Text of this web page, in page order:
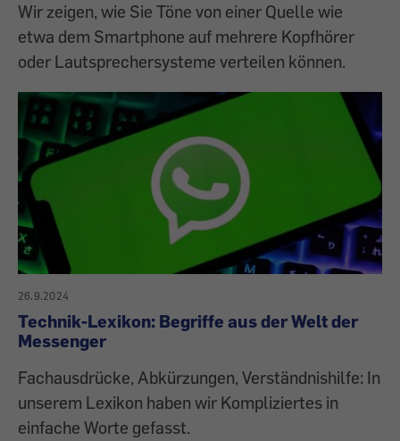
Wir zeigen, wie Sie Töne von einer Quelle wie
etwa dem Smartphone auf mehrere Kopfhörer
oder Lautsprechersysteme verteilen können.
26.9.2024
Technik-Lexikon: Begriffe aus der Welt der
Messenger
Fachausdrücke, Abkürzungen, Verständnishilfe: In
unserem Lexikon haben wir Kompliziertes in
einfache Worte gefasst.